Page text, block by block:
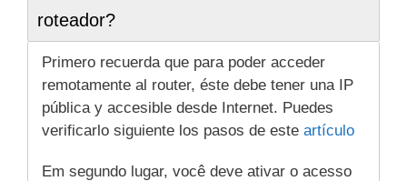
roteador?
Primero recuerda que para poder acceder
remotamente al router, éste debe tener una IP
pública y accesible desde Internet. Puedes
verificarlo siguiente los pasos de este artículo
Em segundo lugar, você deve ativar o acesso